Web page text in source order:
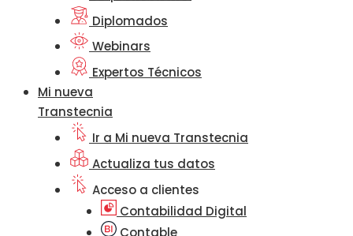
Diplomados
Webinars
Expertos Técnicos
Mi nueva
Transtecnia
Ir a Mi nueva Transtecnia
Actualiza tus datos
Acceso a clientes
Contabilidad Digital
Contable